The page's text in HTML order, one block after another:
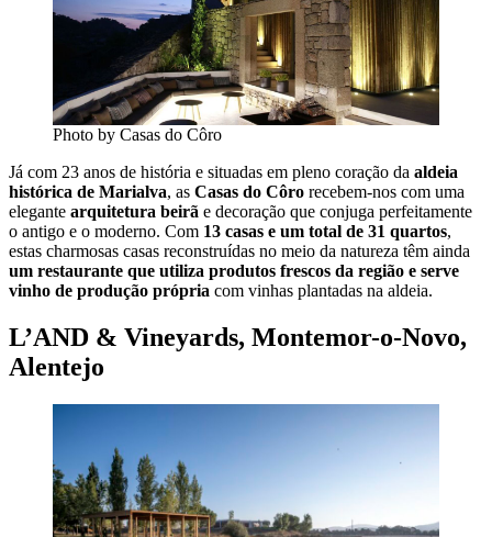
Photo by Casas do Côro
Já com 23 anos de história e situadas em pleno coração da aldeia
histórica de Marialva, as Casas do Côro recebem-nos com uma
elegante arquitetura beirã e decoração que conjuga perfeitamente
o antigo e o moderno. Com 13 casas e um total de 31 quartos,
estas charmosas casas reconstruídas no meio da natureza têm ainda
um restaurante que utiliza produtos frescos da região e serve
vinho de produção própria com vinhas plantadas na aldeia.
L’AND & Vineyards, Montemor-o-Novo,
Alentejo